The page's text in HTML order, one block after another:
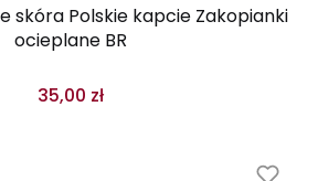
skóra Polskie kapcie Zakopianki
ocieplane BR
35,00 zł